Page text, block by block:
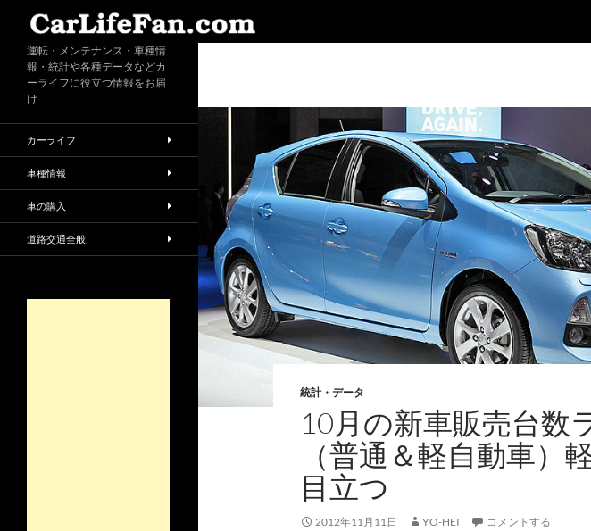
統計・データ
10月の新車販売台数
（普通＆軽自動車）
目立つ
2012年11月11日 YO-HEI コメントする
運転・メンテナンス・車種情
報・統計や各種データなどカ
ーライフに役立つ情報をお届
け
カーライフ
車種情報
車の購入
道路交通全般